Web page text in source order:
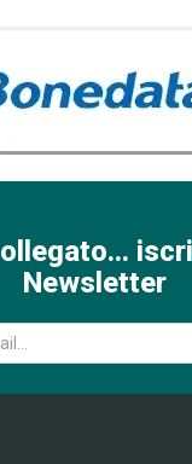
Newsletter